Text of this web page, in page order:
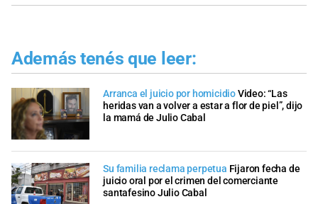
Además tenés que leer:
Arranca el juicio por homicidioVideo: “Las
heridas van a volver a estar a flor de piel”, dijo
la mamá de Julio Cabal
Su familia reclama perpetua Fijaron fecha de
juicio oral por el crimen del comerciante
santafesino Julio Cabal